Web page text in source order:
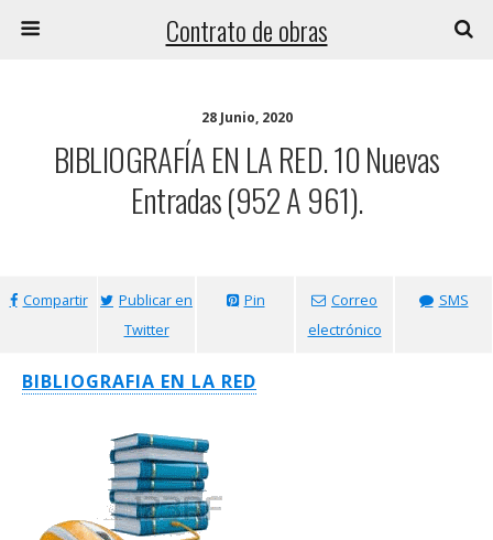
Contrato de obras
28 Junio, 2020
BIBLIOGRAFÍA EN LA RED. 10 Nuevas
Entradas (952 A 961).
Compartir
Publicar en
Twitter
Pin
Correo
electrónico
SMS
BIBLIOGRAFIA EN LA RED